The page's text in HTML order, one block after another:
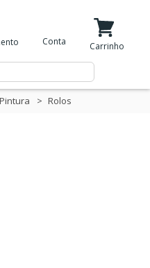
Conta Carrinho
Rolos